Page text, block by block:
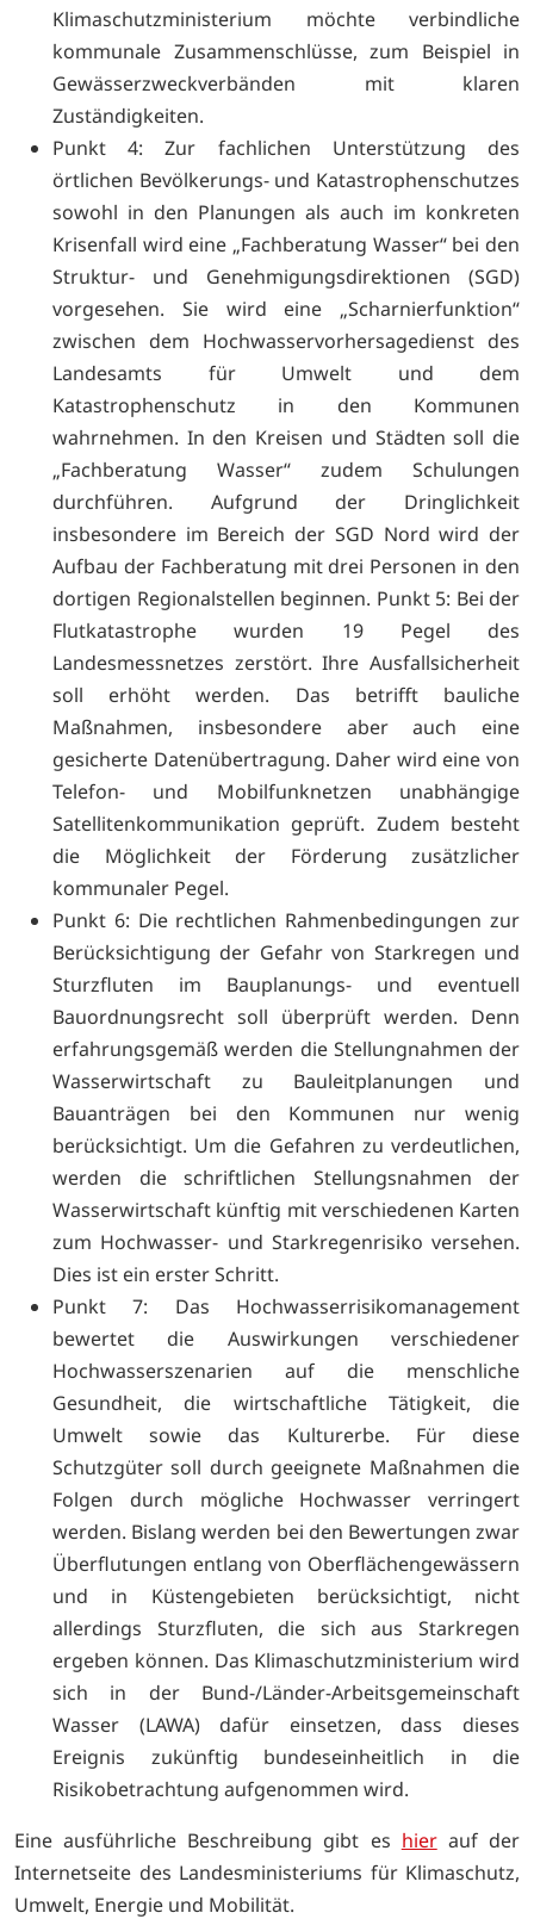
Klimaschutzministerium möchte verbindliche
kommunale Zusammenschlüsse, zum Beispiel in
Gewässerzweckverbänden mit klaren
Zuständigkeiten.
Punkt 4: Zur fachlichen Unterstützung des
örtlichen Bevölkerungs- und Katastrophenschutzes
sowohl in den Planungen als auch im konkreten
Krisenfall wird eine „Fachberatung Wasser“ bei den
Struktur- und Genehmigungsdirektionen (SGD)
vorgesehen. Sie wird eine „Scharnierfunktion“
zwischen dem Hochwasservorhersagedienst des
Landesamts für Umwelt und dem
Katastrophenschutz in den Kommunen
wahrnehmen. In den Kreisen und Städten soll die
„Fachberatung Wasser“ zudem Schulungen
durchführen. Aufgrund der Dringlichkeit
insbesondere im Bereich der SGD Nord wird der
Aufbau der Fachberatung mit drei Personen in den
dortigen Regionalstellen beginnen. Punkt 5: Bei der
Flutkatastrophe wurden 19 Pegel des
Landesmessnetzes zerstört. Ihre Ausfallsicherheit
soll erhöht werden. Das betrifft bauliche
Maßnahmen, insbesondere aber auch eine
gesicherte Datenübertragung. Daher wird eine von
Telefon- und Mobilfunknetzen unabhängige
Satellitenkommunikation geprüft. Zudem besteht
die Möglichkeit der Förderung zusätzlicher
kommunaler Pegel.
Punkt 6: Die rechtlichen Rahmenbedingungen zur
Berücksichtigung der Gefahr von Starkregen und
Sturzfluten im Bauplanungs- und eventuell
Bauordnungsrecht soll überprüft werden. Denn
erfahrungsgemäß werden die Stellungnahmen der
Wasserwirtschaft zu Bauleitplanungen und
Bauanträgen bei den Kommunen nur wenig
berücksichtigt. Um die Gefahren zu verdeutlichen,
werden die schriftlichen Stellungsnahmen der
Wasserwirtschaft künftig mit verschiedenen Karten
zum Hochwasser- und Starkregenrisiko versehen.
Dies ist ein erster Schritt.
Punkt 7: Das Hochwasserrisikomanagement
bewertet die Auswirkungen verschiedener
Hochwasserszenarien auf die menschliche
Gesundheit, die wirtschaftliche Tätigkeit, die
Umwelt sowie das Kulturerbe. Für diese
Schutzgüter soll durch geeignete Maßnahmen die
Folgen durch mögliche Hochwasser verringert
werden. Bislang werden bei den Bewertungen zwar
Überflutungen entlang von Oberflächengewässern
und in Küstengebieten berücksichtigt, nicht
allerdings Sturzfluten, die sich aus Starkregen
ergeben können. Das Klimaschutzministerium wird
sich in der Bund-/Länder-Arbeitsgemeinschaft
Wasser (LAWA) dafür einsetzen, dass dieses
Ereignis zukünftig bundeseinheitlich in die
Risikobetrachtung aufgenommen wird.
Eine ausführliche Beschreibung gibt es hierauf der
Internetseite des Landesministeriums für Klimaschutz,
Umwelt, Energie und Mobilität.